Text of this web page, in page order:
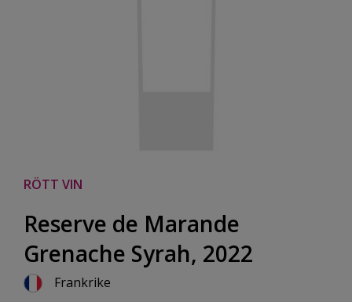
RÖTT VIN
Reserve de Marande
Grenache Syrah, 2022
Frankrike